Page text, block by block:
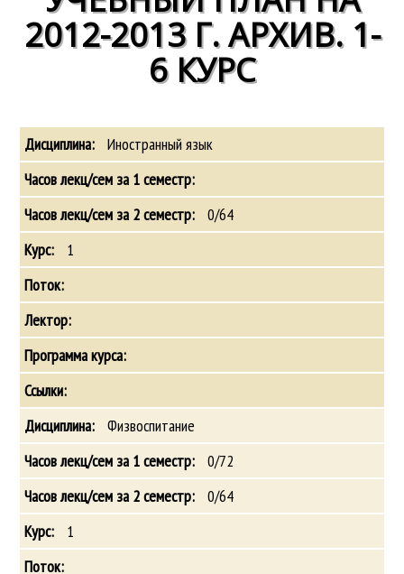
2012-2013 Г. АРХИВ. 1-
6 КУРС
Иностранный язык
0/64
1
Физвоспитание
0/72
0/64
1